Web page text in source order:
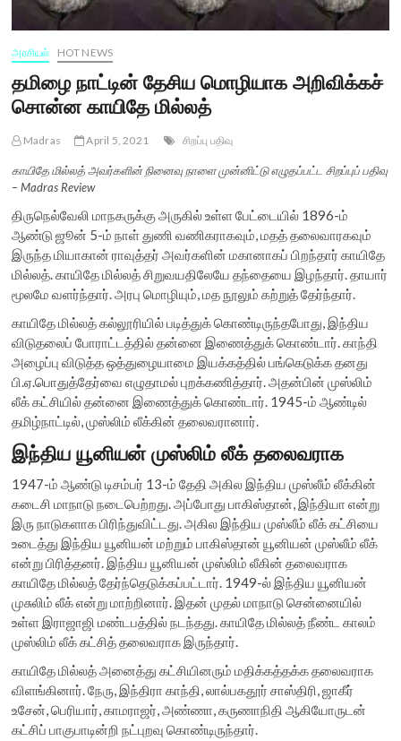
அரசியல் HOT NEWS
தமிழை நாட்டின் தேசிய மொழியாக அறிவிக்கச்
சொன்ன காயிதே மில்லத்
Madras April 5, 2021 சிறப்பு பதிவு
காயிதே மில்லத் அவர்களின் நினைவு நாளை முன்னிட்டு எழுதப்பட்ட சிறப்புப் பதிவு
– Madras Review
திருநெல்வேலி மாநகருக்கு அருகில் உள்ள பேட்டையில் 1896-ம்
ஆண்டு ஜூன் 5-ம் நாள் துணி வணிகராகவும், மதத் தலைவாரகவும்
இருந்த மியாகான் ராவுத்தர் அவர்களின் மகானாகப் பிறந்தார் காயிதே
மில்லத். காயிதே மில்லத் சிறுவயதிலேயே தந்தையை இழந்தார். தாயார்
மூலமே வளர்ந்தார். அரபு மொழியும், மத நூலும் கற்றுத் தேர்ந்தார்.
காயிதே மில்லத் கல்லூரியில் படித்துக் கொண்டிருந்தபோது, இந்திய
விடுதலைப் போராட்டத்தில் தன்னை இணைத்துக் கொண்டார். காந்தி
அழைப்பு விடுத்த ஒத்துழையாமை இயக்கத்தில் பங்கெடுக்க தனது
பி.ஏ.பொதுத்தேர்வை எழுதாமல் புறக்கணித்தார். அதன்பின் முஸ்லிம்
லீக் கட்சியில் தன்னை இணைத்துக் கொண்டார். 1945-ம் ஆண்டில்
தமிழ்நாட்டில், முஸ்லிம் லீக்கின் தலைவரானார்.
இந்திய யூனியன் முஸ்லிம் லீக் தலைவராக
1947-ம் ஆண்டு டிசம்பர் 13-ம் தேதி அகில இந்திய முஸ்லீம் லீக்கின்
கடைசி மாநாடு நடைபெற்றது. அப்போது பாகிஸ்தான், இந்தியா என்று
இரு நாடுகளாக பிரிந்துவிட்டது. அகில இந்திய முஸ்லீம் லீக் கட்சியை
உடைத்து இந்திய யூனியன் மற்றும் பாகிஸ்தான் யூனியன் முஸ்லீம் லீக்
என்று பிரித்தனர். இந்திய யூனியன் முஸ்லிம் லீகின் தலைவராக
காயிதே மில்லத் தேர்ந்தெடுக்கப்பட்டார். 1949-ல் இந்திய யூனியன்
முசுலிம் லீக் என்று மாற்றினார். இதன் முதல் மாநாடு சென்னையில்
உள்ள இராஜாஜி மண்டபத்தில் நடந்தது. காயிதே மில்லத் நீண்ட காலம்
முஸ்லிம் லீக் கட்சித் தலைவராக இருந்தார்.
காயிதே மில்லத் அனைத்து கட்சியினரும் மதிக்கத்தக்க தலைவராக
விளங்கினார். நேரு, இந்திரா காந்தி, லால்பகதூர் சாஸ்திரி, ஜாகீர்
உசேன், பெரியார், காமராஜர், அண்ணா, கருணாநிதி ஆகியோருடன்
கட்சிப் பாகுபாடின்றி நட்புறவு கொண்டிருந்தார்.